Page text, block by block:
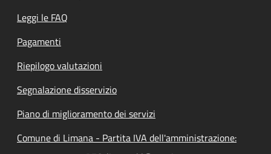
Leggi le FAQ
Pagamenti
Riepilogo valutazioni
Segnalazione disservizio
Piano di miglioramento dei servizi
Comune di Limana - Partita IVA dell'amministrazione: